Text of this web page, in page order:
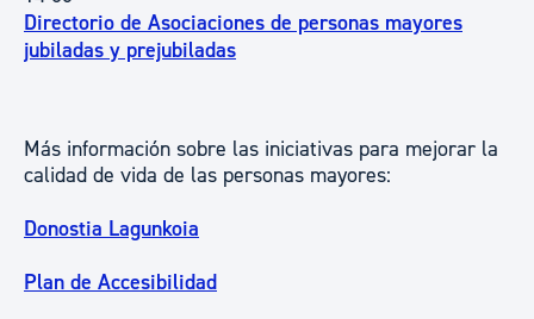
Directorio de Asociaciones de personas mayores
jubiladas y prejubiladas
Más información sobre las iniciativas para mejorar la
calidad de vida de las personas mayores:
Donostia Lagunkoia
Plan de Accesibilidad